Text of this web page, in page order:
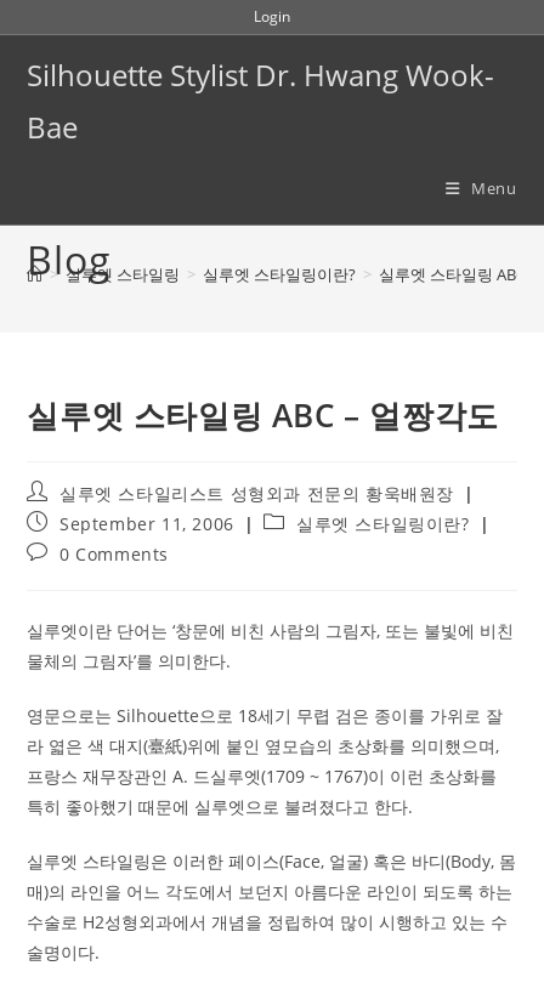
content
Login
Silhouette Stylist Dr. Hwang Wook-
Bae
Menu
Blog
> 실루엣 스타일링 > 실루엣 스타일링이란? > 실루엣 스타일링 ABC
실루엣 스타일링 ABC – 얼짱각도
Post
author:
실루엣 스타일리스트 성형외과 전문의 황욱배원장
Post
published:
September 11, 2006
Post실루엣 스타일링이란?
Post0 Comments
실루엣이란 단어는 ‘창문에 비친 사람의 그림자, 또는 불빛에 비친
물체의 그림자’를 의미한다.
영문으로는 Silhouette으로 18세기 무렵 검은 종이를 가위로 잘
라 엷은 색 대지(臺紙)위에 붙인 옆모습의 초상화를 의미했으며,
프랑스 재무장관인 A. 드실루엣(1709 ~ 1767)이 이런 초상화를
특히 좋아했기 때문에 실루엣으로 불려졌다고 한다.
실루엣 스타일링은 이러한 페이스(Face, 얼굴) 혹은 바디(Body, 몸
매)의 라인을 어느 각도에서 보던지 아름다운 라인이 되도록 하는
수술로 H2성형외과에서 개념을 정립하여 많이 시행하고 있는 수
술명이다.